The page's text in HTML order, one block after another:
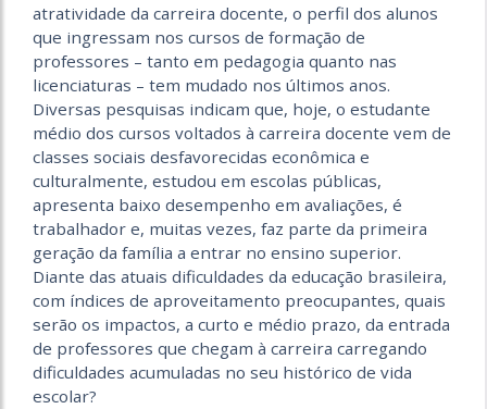
atratividade da carreira docente, o perfil dos alunos
que ingressam nos cursos de formação de
professores – tanto em pedagogia quanto nas
licenciaturas – tem mudado nos últimos anos.
Diversas pesquisas indicam que, hoje, o estudante
médio dos cursos voltados à carreira docente vem de
classes sociais desfavorecidas econômica e
culturalmente, estudou em escolas públicas,
apresenta baixo desempenho em avaliações, é
trabalhador e, muitas vezes, faz parte da primeira
geração da família a entrar no ensino superior.
Diante das atuais dificuldades da educação brasileira,
com índices de aproveitamento preocupantes, quais
serão os impactos, a curto e médio prazo, da entrada
de professores que chegam à carreira carregando
dificuldades acumuladas no seu histórico de vida
escolar?